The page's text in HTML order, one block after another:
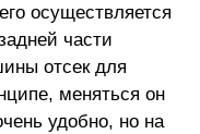
осуществляется
части
отсек для
меняться он
удобно, но на